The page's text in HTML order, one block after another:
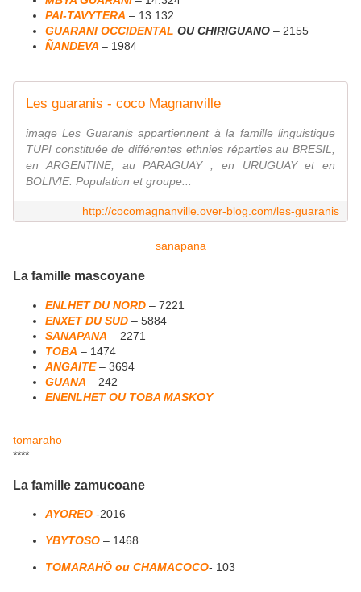
PAI-TAVYTERA – 13.132
GUARANI OCCIDENTAL OU CHIRIGUANO – 2155
ÑANDEVA – 1984
Les guaranis - coco Magnanville
image Les Guaranis appartiennent à la famille linguistique
TUPI constituée de différentes ethnies réparties au BRESIL,
en ARGENTINE, au PARAGUAY , en URUGUAY et en
BOLIVIE. Population et groupe...
http://cocomagnanville.over-blog.com/les-guaranis
sanapana
La famille mascoyane
ENLHET DU NORD – 7221
ENXET DU SUD – 5884
SANAPANA – 2271
TOBA – 1474
ANGAITE– 3694
GUANA – 242
ENENLHET OU TOBA MASKOY
tomaraho
****
La famille zamucoane
AYOREO -2016
YBYTOSO – 1468
TOMARAHÕ ou CHAMACOCO- 103